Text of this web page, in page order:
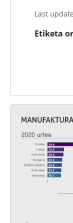
Last
Etiketa